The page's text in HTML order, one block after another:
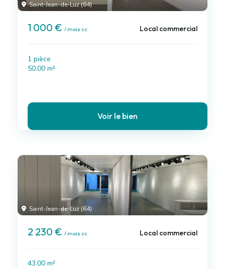
Saint-Jean-de-Luz (64)
1 000 € / mois cc Local commercial
1 pièce
50.00 m²
Voir le bien
Saint-Jean-de-Luz (64)
2 230 € / mois cc Local commercial
43.00 m²